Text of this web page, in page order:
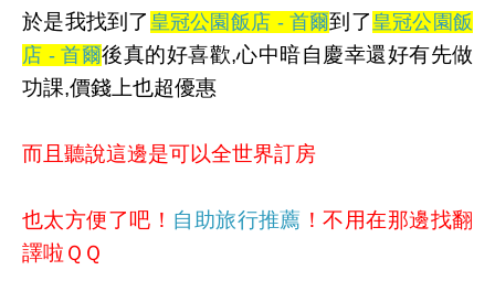
於是我找到了 皇冠公園飯店 - 首爾到了 皇冠公園飯
店 - 首爾後真的好喜歡,心中暗自慶幸還好有先做
功課,價錢上也超優惠
而且聽說這邊是可以全世界訂房
也太方便了吧！ 自助旅行推薦 ！不用在那邊找翻
譯啦ＱＱ